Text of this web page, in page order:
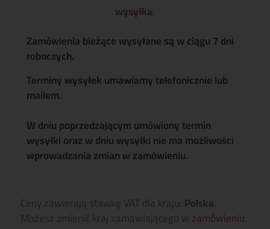
wysyłka:
Zamówienia bieżące wysyłane są w ciągu 7 dni
roboczych.
Terminy wysyłek umawiamy telefonicznie lub
mailem.
W dniu poprzedzającym umówiony termin
wysyłki oraz w dniu wysyłki nie ma możliwości
wprowadzania zmian w zamówieniu.
Ceny zawierają stawkę VAT dla kraju: Polska
Możesz zmienić kraj zamawiającego wzamówieniu